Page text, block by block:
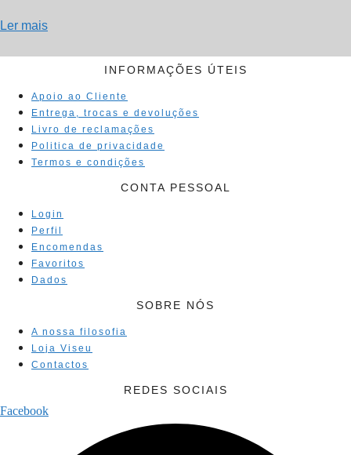
Ler mais
INFORMAÇÕES ÚTEIS
Apoio ao Cliente
Entrega, trocas e devoluções
Livro de reclamações
Politica de privacidade
Termos e condições
CONTA PESSOAL
Login
Perfil
Encomendas
Favoritos
Dados
SOBRE NÓS
A nossa filosofia
Loja Viseu
Contactos
REDES SOCIAIS
Facebook